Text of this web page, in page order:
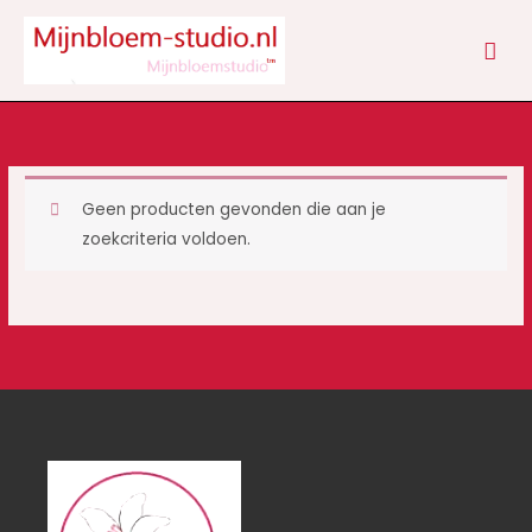
naar
inhoud
Geen producten gevonden die aan je
zoekcriteria voldoen.